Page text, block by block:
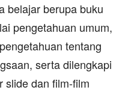
belajar berupa buku
pengetahuan umum,
tentang
serta dilengkapi
slide dan film-film